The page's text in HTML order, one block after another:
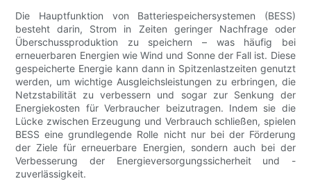
Die Hauptfunktion von Batteriespeichersystemen (BESS)
besteht darin, Strom in Zeiten geringer Nachfrage oder
Überschussproduktion zu speichern – was häufig bei
erneuerbaren Energien wie Wind und Sonne der Fall ist. Diese
gespeicherte Energie kann dann in Spitzenlastzeiten genutzt
werden, um wichtige Ausgleichsleistungen zu erbringen, die
Netzstabilität zu verbessern und sogar zur Senkung der
Energiekosten für Verbraucher beizutragen. Indem sie die
Lücke zwischen Erzeugung und Verbrauch schließen, spielen
BESS eine grundlegende Rolle nicht nur bei der Förderung
der Ziele für erneuerbare Energien, sondern auch bei der
Verbesserung der Energieversorgungssicherheit und -
zuverlässigkeit.